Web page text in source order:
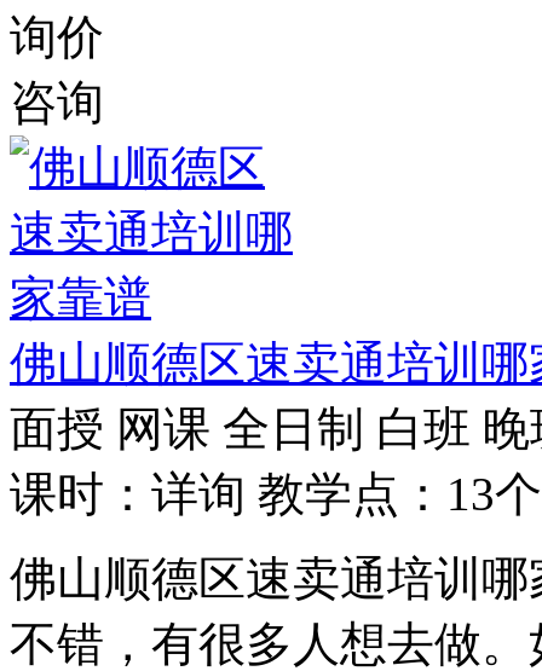
询价
咨询
佛山顺德区速卖通培训哪
面授 网课 全日制 白班 晚
课时：详询 教学点：13个
佛山顺德区速卖通培训
不错，有很多人想去做